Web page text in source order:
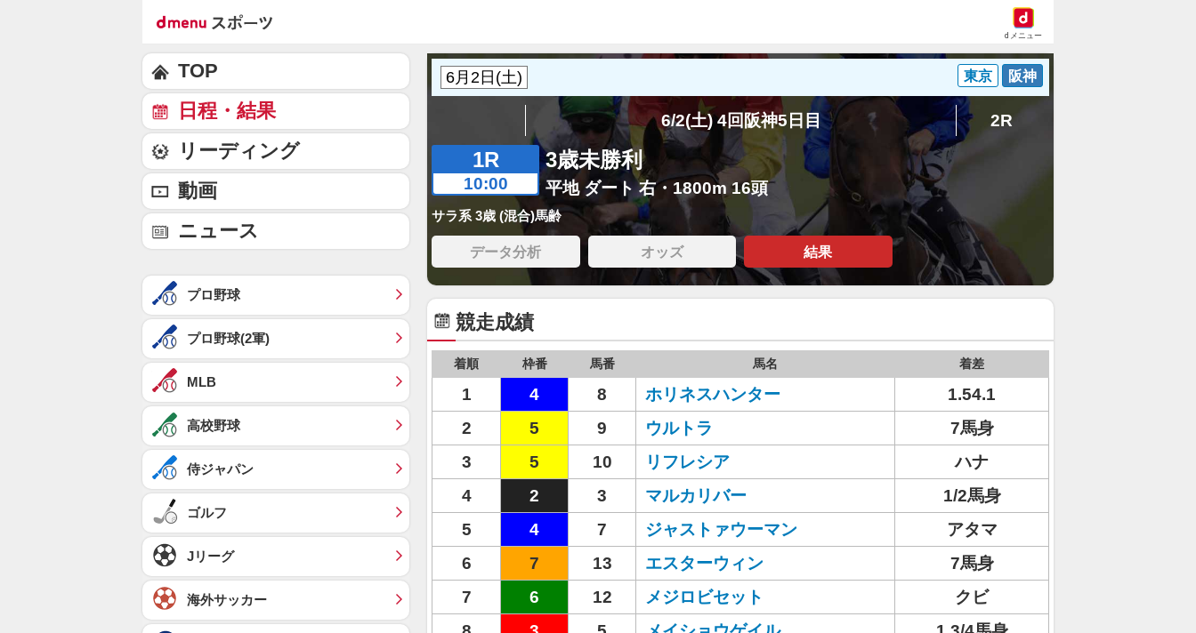
dメニュー
東京 阪神
6/2(土) 4回阪神5日目 2R
1R
10:00
3歳未勝利
平地 ダート 右・1800m 16頭
サラ系 3歳 (混合)馬齢
データ分析 オッズ 結果
競走成績
着順 枠番 馬番 馬名 着差
1 4 8 ホリネスハンター
1.54.1
2
5 9 ウルトラ
7馬身
3
5 10 リフレシア
ハナ
4
2 3 マルカリバー
1/2馬身
5
4 7 ジャストァウーマン
アタマ
6
7 13 エスターウィン
7馬身
7
6 12 メジロビセット
クビ
TOP
日程・結果
リーディング
動画
ニュース
プロ野球
プロ野球(2軍)
MLB
高校野球
侍ジャパン
ゴルフ
Jリーグ
海外サッカー